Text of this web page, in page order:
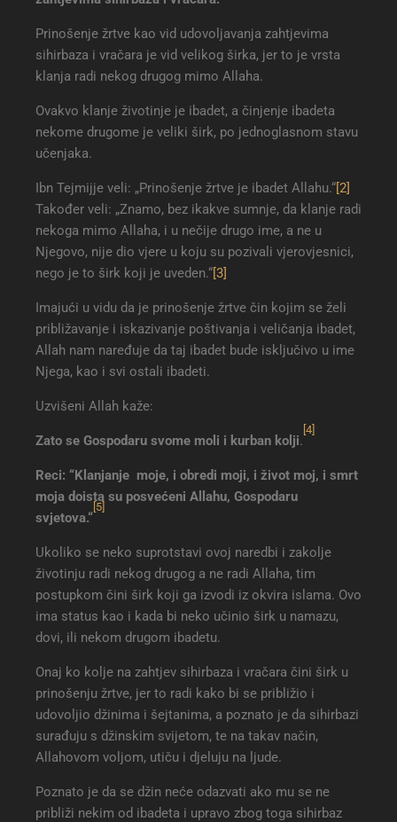
Prinošenje žrtve kao vid udovoljavanja zahtjevima
sihirbaza i vračara je vid velikog širka, jer to je vrsta
klanja radi nekog drugog mimo Allaha.
Ovakvo klanje životinje je ibadet, a činjenje ibadeta
nekome drugome je veliki širk, po jednoglasnom stavu
učenjaka.
Ibn Tejmijje veli: „Prinošenje žrtve je ibadet Allahu.“[2]
Također veli: „Znamo, bez ikakve sumnje, da klanje radi
nekoga mimo Allaha, i u nečije drugo ime, a ne u
Njegovo, nije dio vjere u koju su pozivali vjerovjesnici,
nego je to širk koji je uveden.“[3]
Imajući u vidu da je prinošenje žrtve čin kojim se želi
približavanje i iskazivanje poštivanja i veličanja ibadet,
Allah nam naređuje da taj ibadet bude isključivo u ime
Njega, kao i svi ostali ibadeti.
Uzvišeni Allah kaže:
Zato se Gospodaru svome moli i kurban kolji.
[4]
Reci: “Klanjanje moje, i obredi moji, i život moj, i smrt
moja doista su posvećeni Allahu, Gospodaru
svjetova.“
[5]
Ukoliko se neko suprotstavi ovoj naredbi i zakolje
životinju radi nekog drugog a ne radi Allaha, tim
postupkom čini širk koji ga izvodi iz okvira islama. Ovo
ima status kao i kada bi neko učinio širk u namazu,
dovi, ili nekom drugom ibadetu.
Onaj ko kolje na zahtjev sihirbaza i vračara čini širk u
prinošenju žrtve, jer to radi kako bi se približio i
udovoljio džinima i šejtanima, a poznato je da sihirbazi
surađuju s džinskim svijetom, te na takav način,
Allahovom voljom, utiču i djeluju na ljude.
Poznato je da se džin neće odazvati ako mu se ne
približi nekim od ibadeta i upravo zbog toga sihirbaz